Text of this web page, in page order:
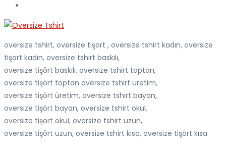
oversize tshirt, oversize tişört , oversize tshirt kadın, oversize
tişört kadın, oversize tshirt baskılı,
oversize tişört baskılı, oversize tshirt toptan,
oversize tişört toptan oversize tshirt üretim,
oversize tişört üretim, oversize tshirt bayan,
oversize tişört bayan, oversize tshirt okul,
oversize tişört okul, oversize tshirt uzun,
oversize tişört uzun, oversize tshirt kısa, oversize tişört kısa